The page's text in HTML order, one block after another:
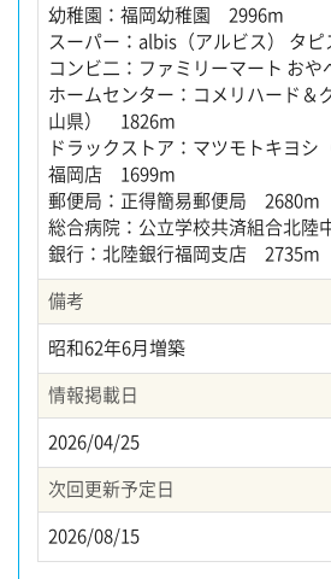
幼稚園：福岡幼稚園 2996m
スーパー：albis（アルビス） タ
コンビ二：ファミリーマート お
ホームセンター：コメリハード＆
山県） 1826m
ドラックストア：マツモトキヨシ
福岡店 1699m
郵便局：正得簡易郵便局 2680m
総合病院：公立学校共済組合北
銀行：北陸銀行福岡支店 2735m
備考
昭和62年6月増築
情報掲載日
2026/04/25
次回更新予定日
2026/08/15